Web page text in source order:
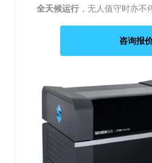
全天候运行 ，无人值守时亦不
咨询报